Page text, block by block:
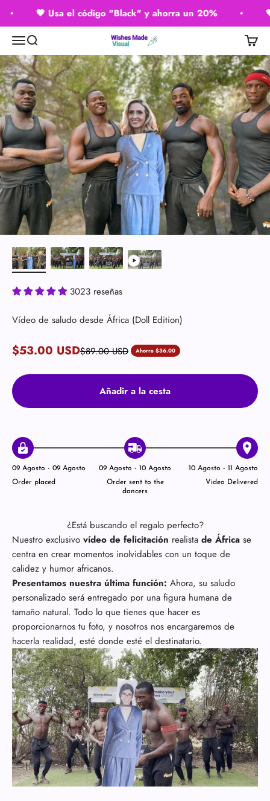
Ir al contenido🖤 ​​Usa el código "Black" y ahorra un 20%
MenúBuscar Wishes Made Visual Carrito
3023 reseñas
Vídeo de saludo desde África (Doll Edition)
Precio de oferta
$53.00 USDPrecio normal
$89.00 USD Ahorra $36.00
Añadir a la cesta
09 Agosto - 09 Agosto
Order placed
09 Agosto - 10 Agosto
Order sent to the
dancers
10 Agosto - 11 Agosto
Video Delivered
¿Está buscando el regalo perfecto?
Nuestro exclusivo vídeo de felicitación realista de África se
centra en crear momentos inolvidables con un toque de
calidez y humor africanos.
Presentamos nuestra última función: Ahora, su saludo
personalizado será entregado por una figura humana de
tamaño natural. Todo lo que tienes que hacer es
proporcionarnos tu foto, y nosotros nos encargaremos de
hacerla realidad, esté donde esté el destinatario.